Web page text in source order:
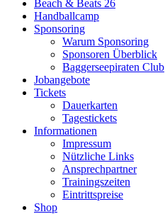
Beach & Beats 26
Handballcamp
Sponsoring
Warum Sponsoring
Sponsoren Überblick
Baggerseepiraten Club
Jobangebote
Tickets
Dauerkarten
Tagestickets
Informationen
Impressum
Nützliche Links
Ansprechpartner
Trainingszeiten
Eintrittspreise
Shop